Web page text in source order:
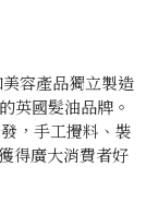
容產品獨立製造
英國髮油品牌。
，手工攪料、裝
得廣大消費者好